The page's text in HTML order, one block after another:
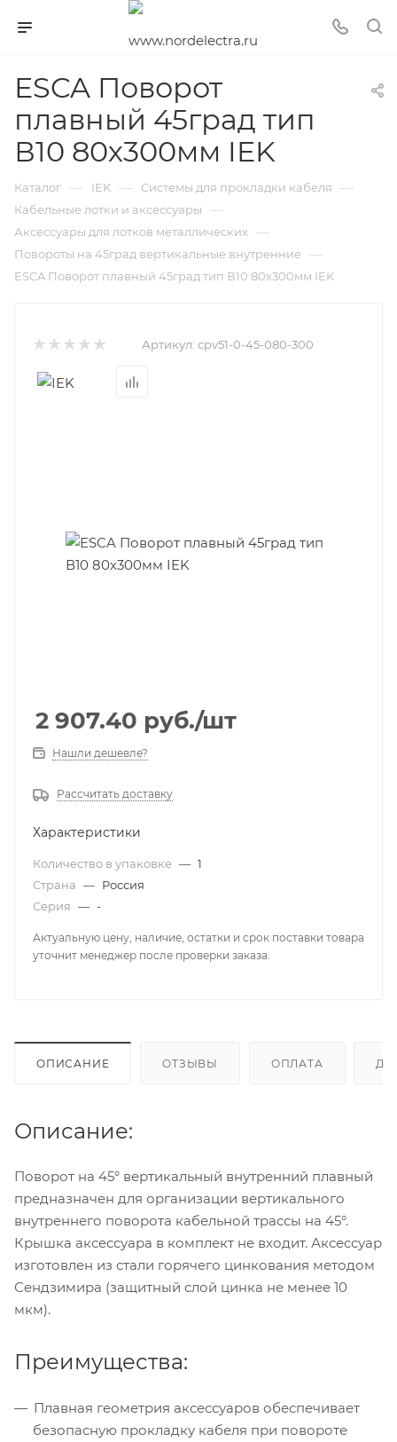
ESCA Поворот
плавный 45град тип
В10 80х300мм IEK
Каталог — IEK — Системы для прокладки кабеля —
Кабельные лотки и аксессуары —
Аксессуары для лотков металлических —
Повороты на 45град вертикальные внутренние —
ESCA Поворот плавный 45град тип В10 80х300мм IEK
Артикул: cpv51-0-45-080-300
2 907.40 руб./шт
Нашли дешевле?
Рассчитать доставку
Характеристики
Количество в упаковке — 1
Страна — Россия
Серия — -
Актуальную цену, наличие, остатки и срок поставки товара
уточнит менеджер после проверки заказа.
ОПИСАНИЕ ОТЗЫВЫ ОПЛАТА
Описание:
Поворот на 45° вертикальный внутренний плавный
предназначен для организации вертикального
внутреннего поворота кабельной трассы на 45°.
Крышка аксессуара в комплект не входит. Аксессуар
изготовлен из стали горячего цинкования методом
Сендзимира (защитный слой цинка не менее 10
мкм).
Преимущества:
Плавная геометрия аксессуаров обеспечивает
безопасную прокладку кабеля при повороте